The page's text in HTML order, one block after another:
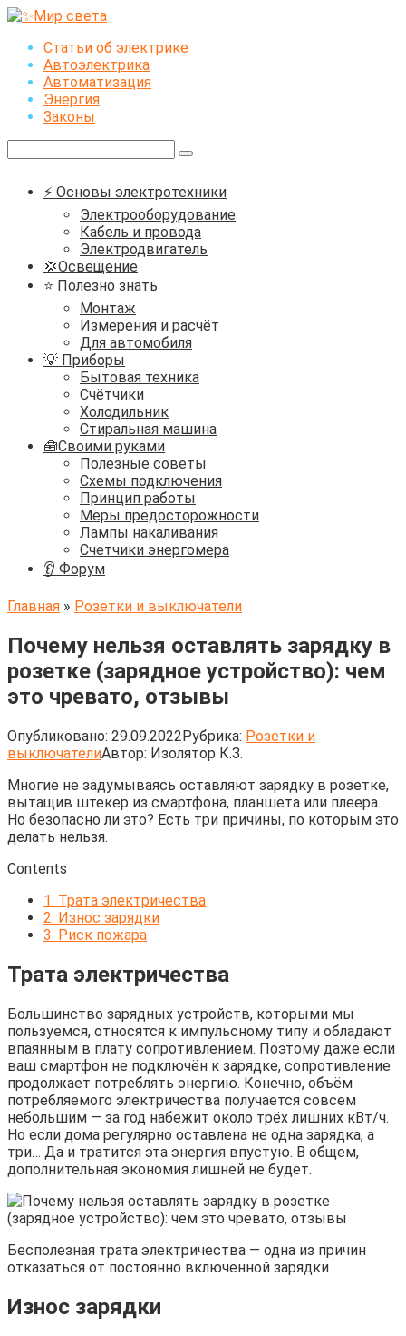
Перейти
контентуСтатьи об электрике
Автоэлектрика
Автоматизация
Энергия
Законы
⚡ Основы электротехники
Электрооборудование
Кабель и провода
Электродвигатель
💢Освещение
⭐ Полезно знать
Монтаж
Измерения и расчёт
Для автомобиля
💡 Приборы
Бытовая техника
Счётчики
Холодильник
Стиральная машина
🧰Своими руками
Полезные советы
Схемы подключения
Принцип работы
Меры предосторожности
Лампы накаливания
Счетчики энергомера
👂 Форум
Главная » Розетки и выключатели
Почему нельзя оставлять зарядку в
розетке (зарядное устройство): чем
это чревато, отзывы
Опубликовано: 29.09.2022Рубрика: Розетки и
выключателиАвтор: Изолятор К.З.
Многие не задумываясь оставляют зарядку в розетке,
вытащив штекер из смартфона, планшета или плеера.
Но безопасно ли это? Есть три причины, по которым это
делать нельзя.
Contents
1. Трата электричества
2. Износ зарядки
3. Риск пожара
Трата электричества
Большинство зарядных устройств, которыми мы
пользуемся, относятся к импульсному типу и обладают
впаянным в плату сопротивлением. Поэтому даже если
ваш смартфон не подключён к зарядке, сопротивление
продолжает потреблять энергию. Конечно, объём
потребляемого электричества получается совсем
небольшим — за год набежит около трёх лишних кВт/ч.
Но если дома регулярно оставлена не одна зарядка, а
три… Да и тратится эта энергия впустую. В общем,
дополнительная экономия лишней не будет.
Бесполезная трата электричества — одна из причин
отказаться от постоянно включённой зарядки
Износ зарядки